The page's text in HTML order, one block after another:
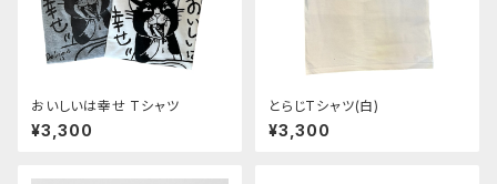
おいしいは幸せ Tシャツ
¥3,300
とらじTシャツ(白)
¥3,300